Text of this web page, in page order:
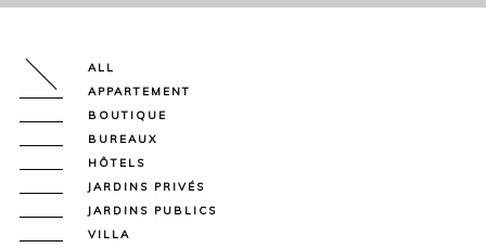
ALL
APPARTEMENT
BOUTIQUE
BUREAUX
HÔTELS
JARDINS PRIVÉS
JARDINS PUBLICS
VILLA